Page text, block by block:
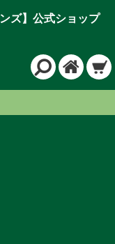
ズ】公式ショップ